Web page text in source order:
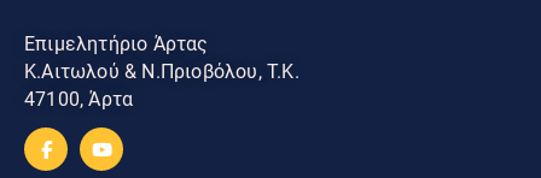
Επιμελητήριο Άρτας
Κ.Αιτωλού & Ν.Πριοβόλου, Τ.Κ.
47100, Άρτα